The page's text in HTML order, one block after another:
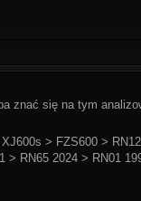
znać się na tym
> FZS600 >
> RN65 2024 > RN01